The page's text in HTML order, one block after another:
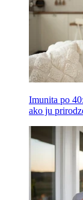
Imunita po
ako ju